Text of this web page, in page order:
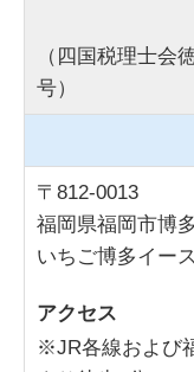
（四国税理士会
号）
〒812-0013
福岡県福岡市博
いちご博多イー
アクセス
※JR各線および